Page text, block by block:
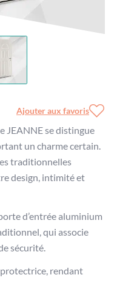
Ajouter aux favoris
JEANNE se distingue
un charme certain.
traditionnelles
design, intimité et
d’entrée aluminium
qui associe
sécurité.
rendant